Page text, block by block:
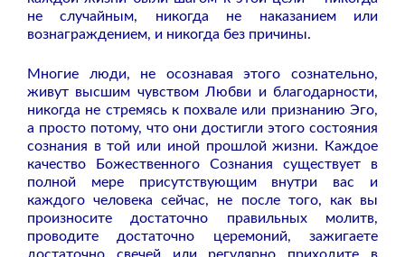
не случайным, никогда не наказанием или
вознаграждением, и никогда без причины.
Многие люди, не осознавая этого сознательно,
живут высшим чувством Любви и благодарности,
никогда не стремясь к похвале или признанию Эго,
а просто потому, что они достигли этого состояния
сознания в той или иной прошлой жизни. Каждое
качество Божественного Сознания существует в
полной мере присутствующим внутри вас и
каждого человека сейчас, не после того, как вы
произносите достаточно правильных молитв,
проводите достаточно церемоний, зажигаете